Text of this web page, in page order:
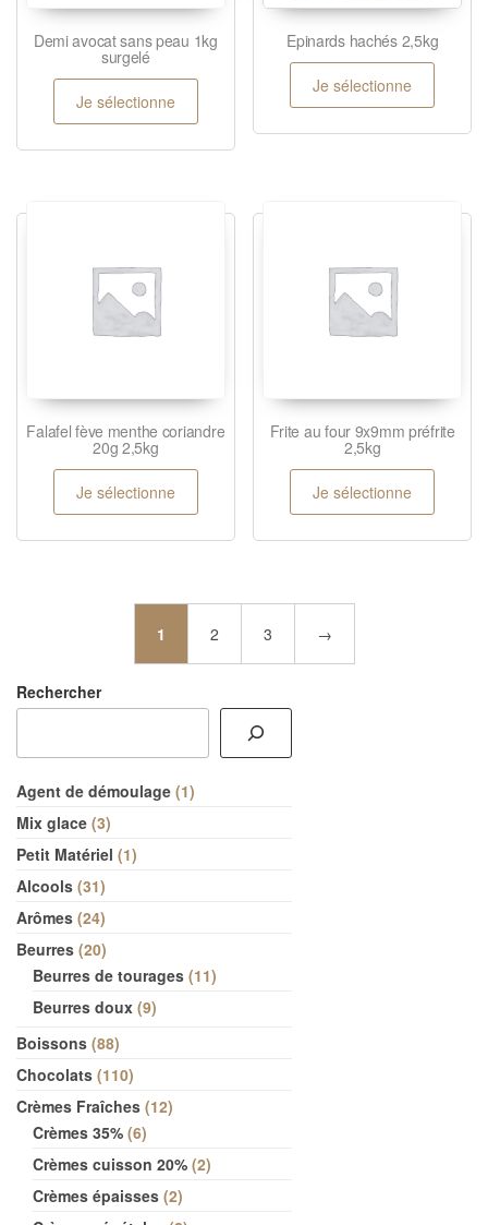
Demi avocat sans peau 1kg
surgelé
Je sélectionne
Epinards hachés 2,5kg
Je sélectionne
Falafel fève menthe coriandre
20g 2,5kg
Je sélectionne
Frite au four 9x9mm préfrite
2,5kg
Je sélectionne
1 2 3 →
Rechercher
Agent de démoulage 1
Mix glace 3
Petit Matériel 1
Alcools 31
Arômes 24
Beurres 20
Beurres de tourages 11
Beurres doux 9
Boissons 88
Chocolats 110
Crèmes Fraîches 12
Crèmes 35% 6
Crèmes cuisson 20% 2
Crèmes épaisses 2